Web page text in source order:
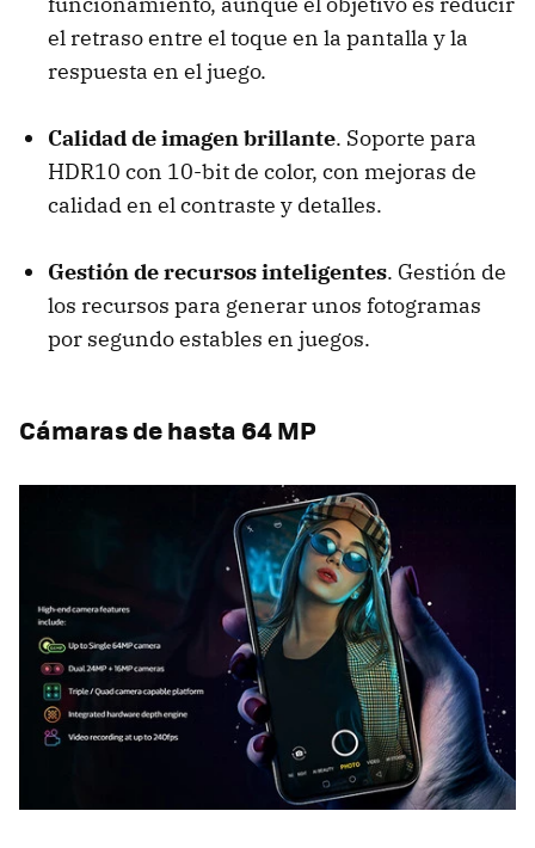
el retraso entre el toque en la pantalla y la
respuesta en el juego.
Calidad de imagen brillante. Soporte para
HDR10 con 10-bit de color, con mejoras de
calidad en el contraste y detalles.
Gestión de recursos inteligentes. Gestión de
los recursos para generar unos fotogramas
por segundo estables en juegos.
Cámaras de hasta 64 MP